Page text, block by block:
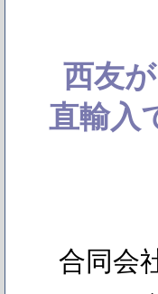
西友
直輸入
合同会